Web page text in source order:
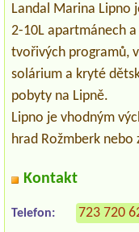
Landal Marina Lipno
2-10L apartmánech
tvořivých programů,
solárium a kryté
pobyty na Lipně.
Lipno je vhodným
hrad Rožmberk nebo
Kontakt
Telefon: 723 720